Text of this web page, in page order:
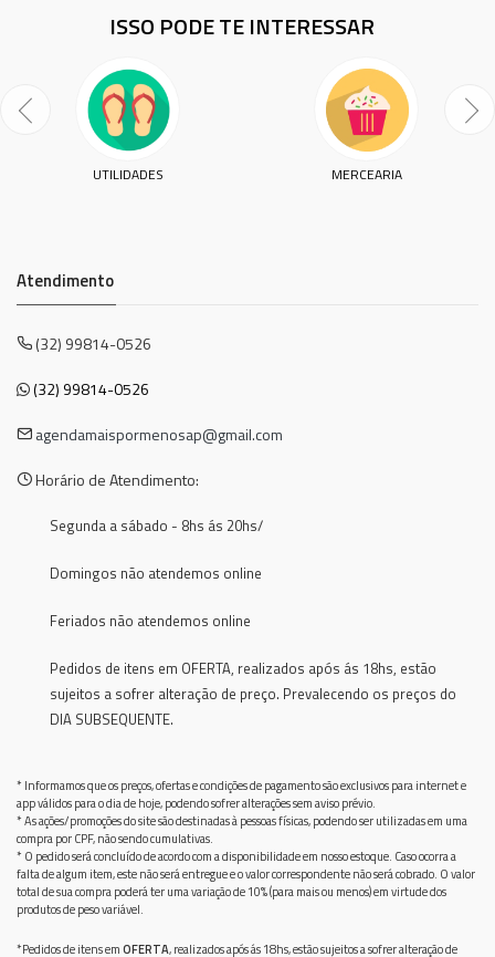
ISSO PODE TE INTERESSAR
UTILIDADES MERCEARIA
Atendimento
(32) 99814-0526
(32) 99814-0526
agendamaispormenosap@gmail.com
Horário de Atendimento:
Segunda a sábado - 8hs ás 20hs/
Domingos não atendemos online
Feriados não atendemos online
Pedidos de itens em OFERTA, realizados após ás 18hs, estão
sujeitos a sofrer alteração de preço. Prevalecendo os preços do
DIA SUBSEQUENTE.
* Informamos que os preços, ofertas e condições de pagamento são exclusivos para internet e
app válidos para o dia de hoje, podendo sofrer alterações sem aviso prévio.
* As ações/promoções do site são destinadas à pessoas físicas, podendo ser utilizadas em uma
compra por CPF, não sendo cumulativas.
* O pedido será concluído de acordo com a disponibilidade em nosso estoque. Caso ocorra a
falta de algum item, este não será entregue e o valor correspondente não será cobrado. O valor
total de sua compra poderá ter uma variação de 10% (para mais ou menos) em virtude dos
produtos de peso variável.
*Pedidos de itens emOFERTA, realizados após ás 18hs, estão sujeitos a sofrer alteração de